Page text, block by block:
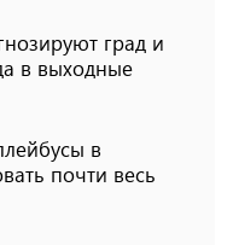
град и
в выходные
в
почти весь